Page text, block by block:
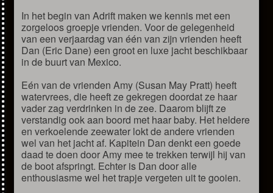
In het begin van Adrift maken we kennis met een
zorgeloos groepje vrienden. Voor de gelegenheid
van een verjaardag van één van zijn vrienden heeft
Dan (Eric Dane) een groot en luxe jacht beschikbaar
in de buurt van Mexico.
Eén van de vrienden Amy (Susan May Pratt) heeft
watervrees, die heeft ze gekregen doordat ze haar
vader zag verdrinken in de zee. Daarom blijft ze
verstandig ook aan boord met haar baby. Het heldere
en verkoelende zeewater lokt de andere vrienden
wel van het jacht af. Kapitein Dan denkt een goede
daad te doen door Amy mee te trekken terwijl hij van
de boot afspringt. Echter is Dan door alle
enthousiasme wel het trapje vergeten uit te gooien.